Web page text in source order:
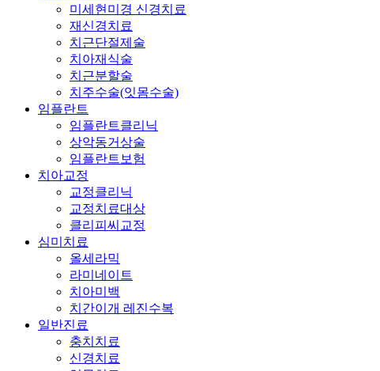
미세현미경 신경치료
재신경치료
치근단절제술
치아재식술
치근분할술
치주수술(잇몸수술)
임플란트
임플란트클리닉
상악동거상술
임플란트보험
치아교정
교정클리닉
교정치료대상
클리피씨교정
심미치료
올세라믹
라미네이트
치아미백
치간이개 레진수복
일반진료
충치치료
신경치료